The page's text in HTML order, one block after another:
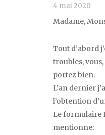
4 mai 2020
Madame,
Tout d’abord
troubles,
portez bien.
L’an dernier
l’obtention
Le formulaire
mentionne: